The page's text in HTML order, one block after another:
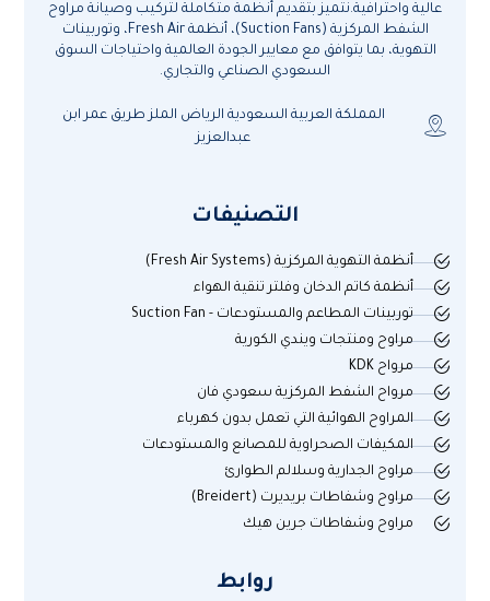
عالية واحترافية.نتميز بتقديم أنظمة متكاملة لتركيب وصيانة مراوح
الشفط المركزية (Suction Fans)، أنظمة Fresh Air، وتوربينات
التهوية، بما يتوافق مع معايير الجودة العالمية واحتياجات السوق
السعودي الصناعي والتجاري.
المملكة العربية السعودية الرياض الملز طريق عمر ابن
عبدالعزيز
التصنيفات
أنظمة التهوية المركزية (Fresh Air Systems)
أنظمة كاتم الدخان وفلتر تنقية الهواء
توربينات المطاعم والمستودعات - Suction Fan
مراوح ومنتجات ويندي الكورية
مرواح KDK
مرواح الشفط المركزية سعودي فان
المراوح الهوائية التي تعمل بدون كهرباء
المكيفات الصحراوية للمصانع والمستودعات
مراوح الجدارية وسلالم الطوارئ
مراوح وشفاطات بريديرت (Breidert)
مراوح وشفاطات جرين هيك
روابط